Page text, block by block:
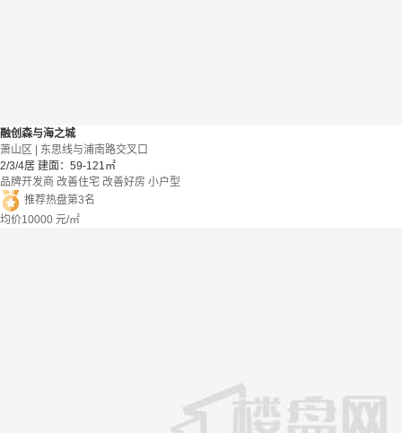
融创森与海之城
萧山区 | 东思线与浦南路交叉口
2/3/4居 建面：59-121㎡
品牌开发商 改善住宅 改善好房 小户型
推荐热盘第3名
均价10000 元/㎡